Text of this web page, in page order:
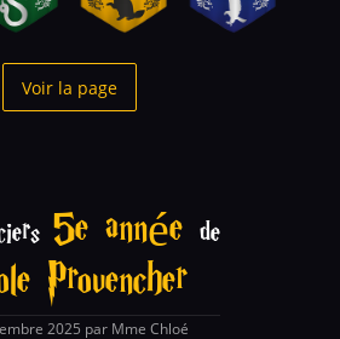
Voir la page
5e année de
Provencher
2025 par Mme Chloé